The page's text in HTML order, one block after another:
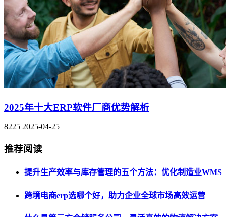
2025年十大ERP软件厂商优势解析
8225 2025-04-25
推荐阅读
提升生产效率与库存管理的五个方法：优化制造业WMS
跨境电商erp选哪个好，助力企业全球市场高效运营